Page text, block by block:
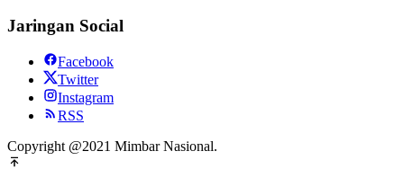
Jaringan Social
Facebook
Twitter
Instagram
RSS
Copyright @2021 Mimbar Nasional.